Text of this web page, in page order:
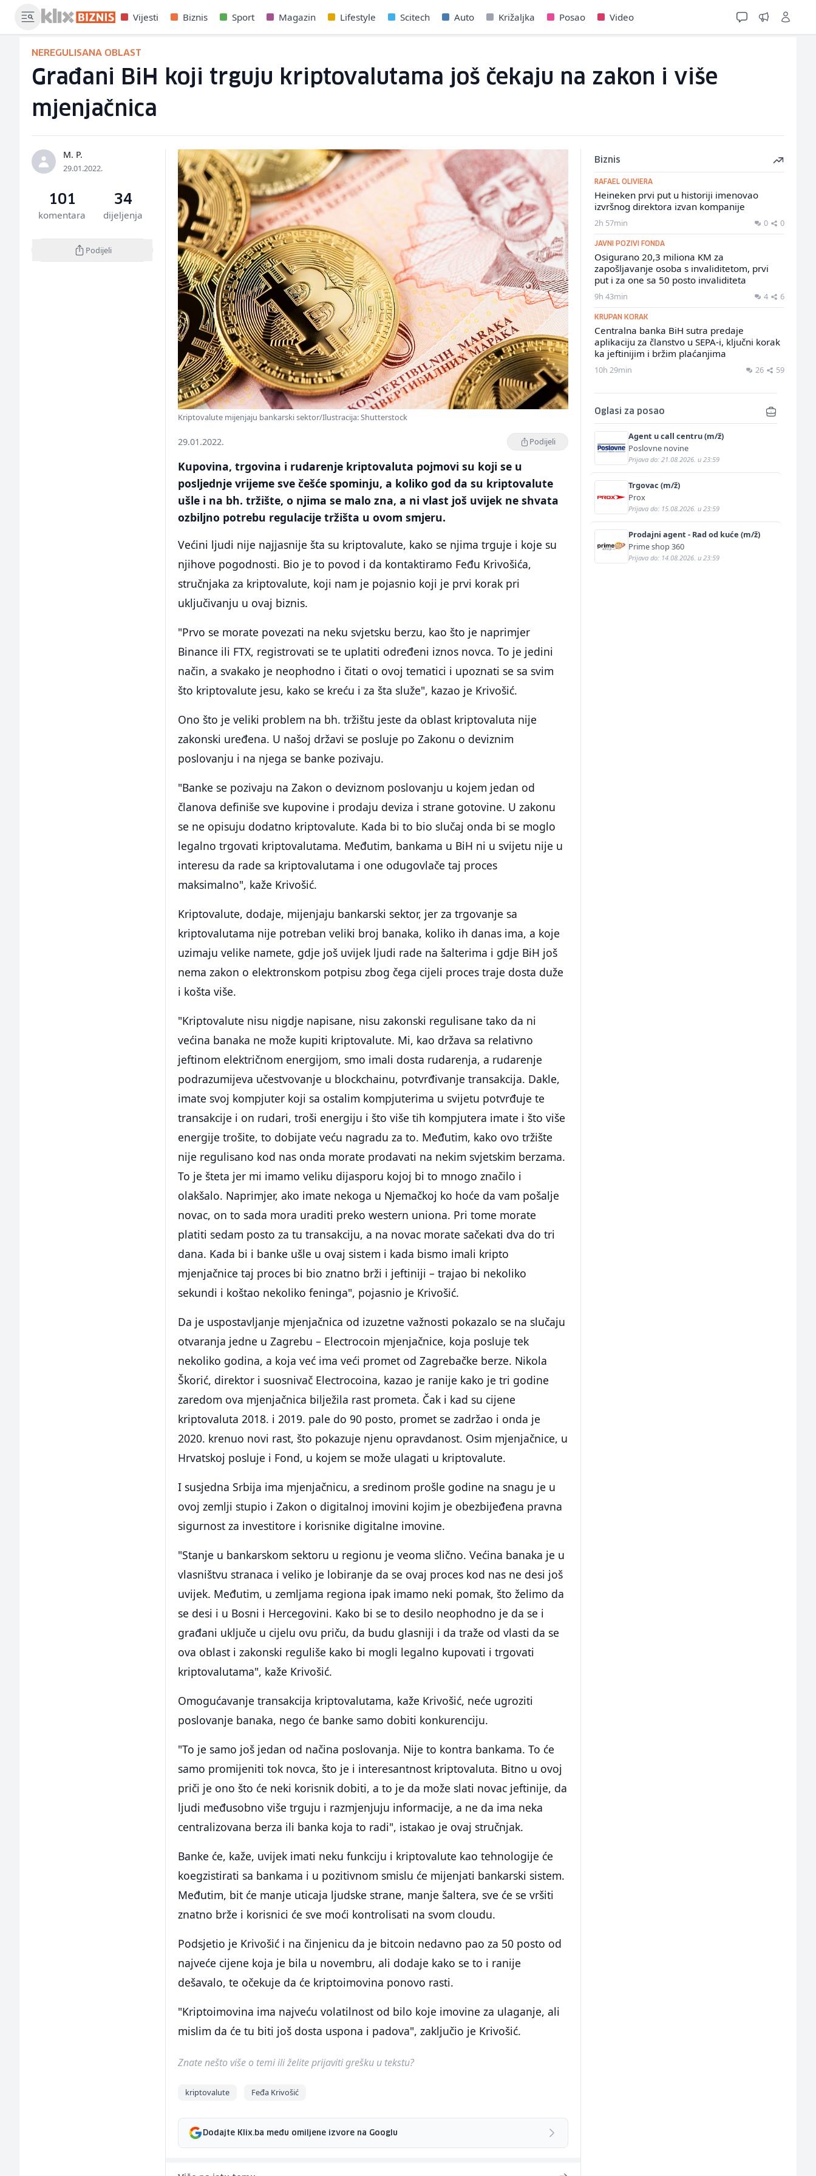
Vijesti Biznis Sport Magazin Lifestyle Scitech Auto Križaljka Posao Video
NEREGULISANA OBLAST
Građani BiH koji trguju kriptovalutama još čekaju na zakon i više
mjenjačnica
M. P.
29.01.2022.
101
komentara
34
dijeljenja
Podijeli
Kriptovalute mijenjaju bankarski sektor/Ilustracija: Shutterstock
29.01.2022. Podijeli
Kupovina, trgovina i rudarenje kriptovaluta pojmovi su koji se u
posljednje vrijeme sve češće spominju, a koliko god da su kriptovalute
ušle i na bh. tržište, o njima se malo zna, a ni vlast još uvijek ne shvata
ozbiljno potrebu regulacije tržišta u ovom smjeru.
Većini ljudi nije najjasnije šta su kriptovalute, kako se njima trguje i koje su
njihove pogodnosti. Bio je to povod i da kontaktiramo Feđu Krivošića,
stručnjaka za kriptovalute, koji nam je pojasnio koji je prvi korak pri
uključivanju u ovaj biznis.
"Prvo se morate povezati na neku svjetsku berzu, kao što je naprimjer
Binance ili FTX, registrovati se te uplatiti određeni iznos novca. To je jedini
način, a svakako je neophodno i čitati o ovoj tematici i upoznati se sa svim
što kriptovalute jesu, kako se kreću i za šta služe", kazao je Krivošić.
Ono što je veliki problem na bh. tržištu jeste da oblast kriptovaluta nije
zakonski uređena. U našoj državi se posluje po Zakonu o deviznim
poslovanju i na njega se banke pozivaju.
"Banke se pozivaju na Zakon o deviznom poslovanju u kojem jedan od
članova definiše sve kupovine i prodaju deviza i strane gotovine. U zakonu
se ne opisuju dodatno kriptovalute. Kada bi to bio slučaj onda bi se moglo
legalno trgovati kriptovalutama. Međutim, bankama u BiH ni u svijetu nije u
interesu da rade sa kriptovalutama i one odugovlače taj proces
maksimalno", kaže Krivošić.
Kriptovalute, dodaje, mijenjaju bankarski sektor, jer za trgovanje sa
kriptovalutama nije potreban veliki broj banaka, koliko ih danas ima, a koje
uzimaju velike namete, gdje još uvijek ljudi rade na šalterima i gdje BiH još
nema zakon o elektronskom potpisu zbog čega cijeli proces traje dosta duže
i košta više.
"Kriptovalute nisu nigdje napisane, nisu zakonski regulisane tako da ni
većina banaka ne može kupiti kriptovalute. Mi, kao država sa relativno
jeftinom električnom energijom, smo imali dosta rudarenja, a rudarenje
podrazumijeva učestvovanje u blockchainu, potvrđivanje transakcija. Dakle,
imate svoj kompjuter koji sa ostalim kompjuterima u svijetu potvrđuje te
transakcije i on rudari, troši energiju i što više tih kompjutera imate i što više
energije trošite, to dobijate veću nagradu za to. Međutim, kako ovo tržište
nije regulisano kod nas onda morate prodavati na nekim svjetskim berzama.
To je šteta jer mi imamo veliku dijasporu kojoj bi to mnogo značilo i
olakšalo. Naprimjer, ako imate nekoga u Njemačkoj ko hoće da vam pošalje
novac, on to sada mora uraditi preko western uniona. Pri tome morate
platiti sedam posto za tu transakciju, a na novac morate sačekati dva do tri
dana. Kada bi i banke ušle u ovaj sistem i kada bismo imali kripto
mjenjačnice taj proces bi bio znatno brži i jeftiniji – trajao bi nekoliko
sekundi i koštao nekoliko feninga", pojasnio je Krivošić.
Da je uspostavljanje mjenjačnica od izuzetne važnosti pokazalo se na slučaju
otvaranja jedne u Zagrebu – Electrocoin mjenjačnice, koja posluje tek
nekoliko godina, a koja već ima veći promet od Zagrebačke berze. Nikola
Škorić, direktor i suosnivač Electrocoina, kazao je ranije kako je tri godine
zaredom ova mjenjačnica bilježila rast prometa. Čak i kad su cijene
kriptovaluta 2018. i 2019. pale do 90 posto, promet se zadržao i onda je
2020. krenuo novi rast, što pokazuje njenu opravdanost. Osim mjenjačnice, u
Hrvatskoj posluje i Fond, u kojem se može ulagati u kriptovalute.
I susjedna Srbija ima mjenjačnicu, a sredinom prošle godine na snagu je u
ovoj zemlji stupio i Zakon o digitalnoj imovini kojim je obezbijeđena pravna
sigurnost za investitore i korisnike digitalne imovine.
"Stanje u bankarskom sektoru u regionu je veoma slično. Većina banaka je u
vlasništvu stranaca i veliko je lobiranje da se ovaj proces kod nas ne desi još
uvijek. Međutim, u zemljama regiona ipak imamo neki pomak, što želimo da
se desi i u Bosni i Hercegovini. Kako bi se to desilo neophodno je da se i
građani uključe u cijelu ovu priču, da budu glasniji i da traže od vlasti da se
ova oblast i zakonski reguliše kako bi mogli legalno kupovati i trgovati
kriptovalutama", kaže Krivošić.
Omogućavanje transakcija kriptovalutama, kaže Krivošić, neće ugroziti
poslovanje banaka, nego će banke samo dobiti konkurenciju.
"To je samo još jedan od načina poslovanja. Nije to kontra bankama. To će
samo promijeniti tok novca, što je i interesantnost kriptovaluta. Bitno u ovoj
priči je ono što će neki korisnik dobiti, a to je da može slati novac jeftinije, da
ljudi međusobno više trguju i razmjenjuju informacije, a ne da ima neka
centralizovana berza ili banka koja to radi", istakao je ovaj stručnjak.
Banke će, kaže, uvijek imati neku funkciju i kriptovalute kao tehnologije će
koegzistirati sa bankama i u pozitivnom smislu će mijenjati bankarski sistem.
Međutim, bit će manje uticaja ljudske strane, manje šaltera, sve će se vršiti
znatno brže i korisnici će sve moći kontrolisati na svom cloudu.
Podsjetio je Krivošić i na činjenicu da je bitcoin nedavno pao za 50 posto od
najveće cijene koja je bila u novembru, ali dodaje kako se to i ranije
dešavalo, te očekuje da će kriptoimovina ponovo rasti.
"Kriptoimovina ima najveću volatilnost od bilo koje imovine za ulaganje, ali
mislim da će tu biti još dosta uspona i padova", zaključio je Krivošić.
Znate nešto više o temi ili želite prijaviti grešku u tekstu?
kriptovalute Feđa Krivošić
Dodajte Klix.ba među omiljene izvore na Googlu
Biznis
RAFAEL OLIVIERA
Heineken prvi put u historiji imenovao
izvršnog direktora izvan kompanije
2h 57min 0 0
JAVNI POZIVI FONDA
Osigurano 20,3 miliona KM za
zapošljavanje osoba s invaliditetom, prvi
put i za one sa 50 posto invaliditeta
9h 43min 4 6
KRUPAN KORAK
Centralna banka BiH sutra predaje
aplikaciju za članstvo u SEPA-i, ključni korak
ka jeftinijim i bržim plaćanjima
10h 29min 26 59
Oglasi za posao
Agent u call centru (m/ž)
Poslovne novine
Prijava do: 21.08.2026. u 23:59
Trgovac (m/ž)
Prox
Prijava do: 15.08.2026. u 23:59
Prodajni agent - Rad od kuće (m/ž)
Prime shop 360
Prijava do: 14.08.2026. u 23:59